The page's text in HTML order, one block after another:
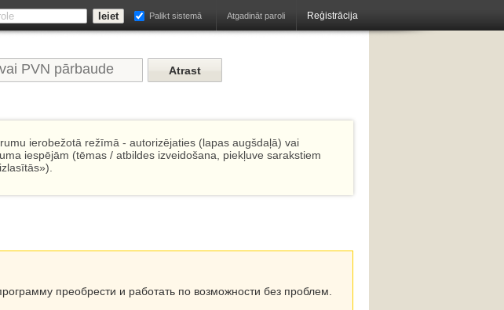
Atgadināt paroli Reģistrācija
Palikt sistemā
ierobežotā režīmā - autorizējaties (lapas augšdaļā) vai
iespējām (tēmas / atbildes izveidošana, piekļuve sarakstiem
преобрести и работать по возможности без проблем.